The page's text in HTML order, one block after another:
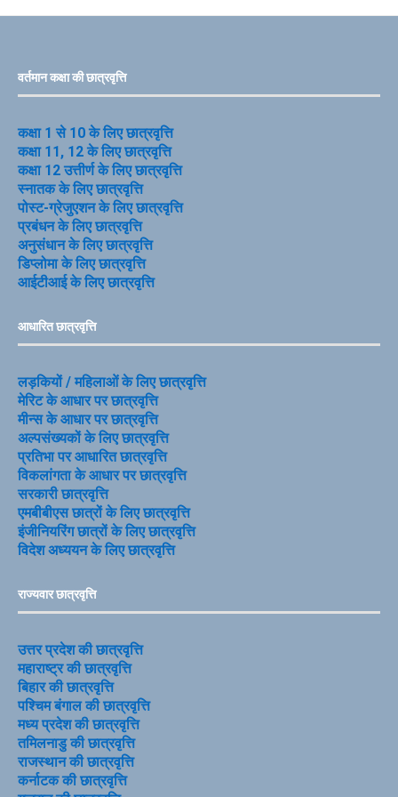
वर्तमान कक्षा की छात्रवृत्ति
कक्षा 1 से 10 के लिए छात्रवृत्ति
कक्षा 11, 12 के लिए छात्रवृत्ति
कक्षा 12 उत्तीर्ण के लिए छात्रवृत्ति
स्नातक के लिए छात्रवृत्ति
पोस्ट-ग्रेजुएशन के लिए छात्रवृत्ति
प्रबंधन के लिए छात्रवृत्ति
अनुसंधान के लिए छात्रवृत्ति
डिप्लोमा के लिए छात्रवृत्ति
आईटीआई के लिए छात्रवृत्ति
आधारित छात्रवृत्ति
लड़कियों / महिलाओं के लिए छात्रवृत्ति
मेरिट के आधार पर छात्रवृत्ति
मीन्स के आधार पर छात्रवृत्ति
अल्पसंख्यकों के लिए छात्रवृत्ति
प्रतिभा पर आधारित छात्रवृत्ति
विकलांगता के आधार पर छात्रवृत्ति
सरकारी छात्रवृत्ति
एमबीबीएस छात्रों के लिए छात्रवृत्ति
इंजीनियरिंग छात्रों के लिए छात्रवृत्ति
विदेश अध्ययन के लिए छात्रवृत्ति
राज्यवार छात्रवृत्ति
उत्तर प्रदेश की छात्रवृत्ति
महाराष्ट्र की छात्रवृत्ति
बिहार की छात्रवृत्ति
पश्चिम बंगाल की छात्रवृत्ति
मध्य प्रदेश की छात्रवृत्ति
तमिलनाडु की छात्रवृत्ति
राजस्थान की छात्रवृत्ति
कर्नाटक की छात्रवृत्ति